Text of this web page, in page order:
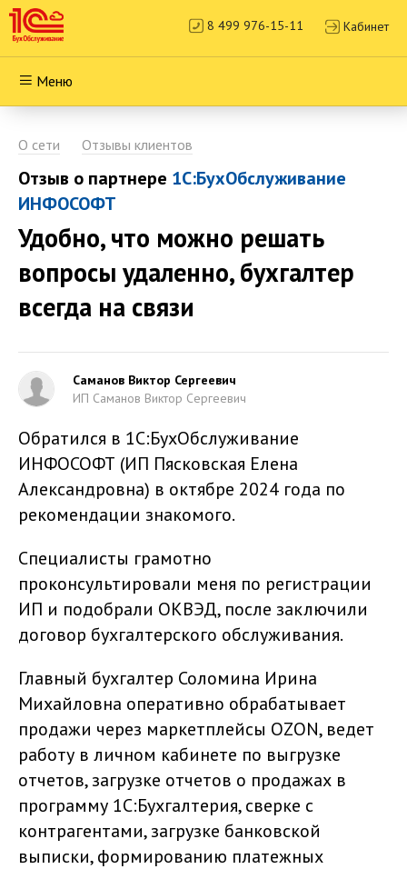
8 499 976-15-11 Кабинет
Меню
О сети Отзывы клиентов
Отзыв о партнере 1С:БухОбслуживание
ИНФОСОФТ
Удобно, что можно решать
вопросы удаленно, бухгалтер
всегда на связи
Саманов Виктор Сергеевич
ИП Саманов Виктор Сергеевич
Обратился в 1С:БухОбслуживание
ИНФОСОФТ (ИП Пясковская Елена
Александровна) в октябре 2024 года по
рекомендации знакомого.
Специалисты грамотно
проконсультировали меня по регистрации
ИП и подобрали ОКВЭД, после заключили
договор бухгалтерского обслуживания.
Главный бухгалтер Соломина Ирина
Михайловна оперативно обрабатывает
продажи через маркетплейсы OZON, ведет
работу в личном кабинете по выгрузке
отчетов, загрузке отчетов о продажах в
программу 1С:Бухгалтерия, сверке с
контрагентами, загрузке банковской
выписки, формированию платежных